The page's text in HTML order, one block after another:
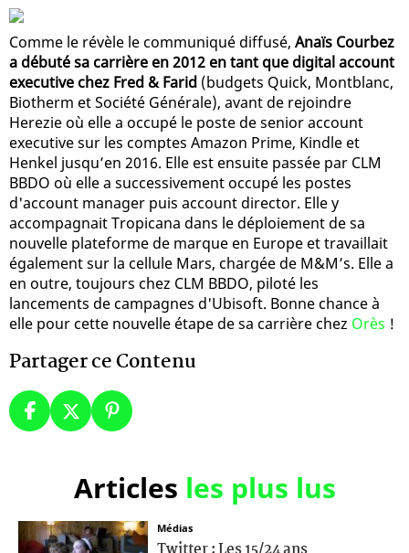
Comme le révèle le communiqué diffusé, Anaïs Courbez
a débuté sa carrière en 2012 en tant que digital account
executive chez Fred & Farid (budgets Quick, Montblanc,
Biotherm et Société Générale), avant de rejoindre
Herezie où elle a occupé le poste de senior account
executive sur les comptes Amazon Prime, Kindle et
Henkel jusqu’en 2016. Elle est ensuite passée par CLM
BBDO où elle a successivement occupé les postes
d'account manager puis account director. Elle y
accompagnait Tropicana dans le déploiement de sa
nouvelle plateforme de marque en Europe et travaillait
également sur la cellule Mars, chargée de M&M’s. Elle a
en outre, toujours chez CLM BBDO, piloté les
lancements de campagnes d'Ubisoft. Bonne chance à
elle pour cette nouvelle étape de sa carrière chez Orès !
Partager ce Contenu
Articles les plus lus
Médias